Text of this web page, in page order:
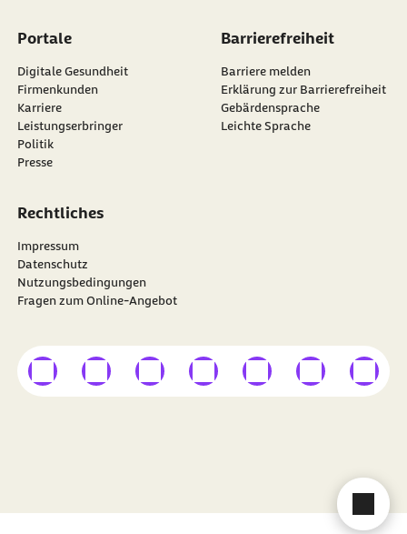
Portale
Digitale Gesundheit
Firmenkunden
Karriere
Leistungserbringer
Politik
Presse
Barrierefreiheit
Barriere melden
Erklärung zur Barrierefreiheit
Gebärdensprache
Leichte Sprache
Rechtliches
Impressum
Datenschutz
Nutzungsbedingungen
Fragen zum Online-Angebot
Besuchen Sie dieBARMER auf
externer Linkexterner Linkexterner Linkexterner Linkexterner Linkexterner Link